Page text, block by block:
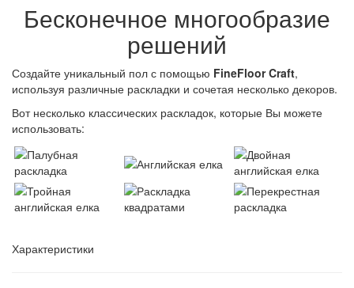
Бесконечное многообразие
решений
Создайте уникальный пол с помощью FineFloor Craft,
используя различные раскладки и сочетая несколько декоров.
Вот несколько классических раскладок, которые Вы можете
использовать:
Характеристики